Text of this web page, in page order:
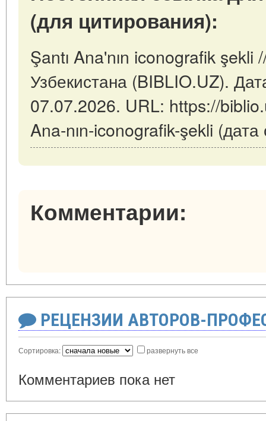
(для цитирования):
Şantı Ana'nın iconografik
Узбекистана (BIBLIO.UZ).
07.07.2026. URL: https://
Ana-nın-iconografik-şekli
Комментарии:
РЕЦЕНЗИИ АВТОРОВ-
Сортировка: развернуть все
Комментариев пока нет